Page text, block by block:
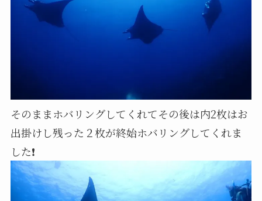
そのままホバリングしてくれてその後は内2枚はお
出掛けし残った２枚が終始ホバリングしてくれま
した❗